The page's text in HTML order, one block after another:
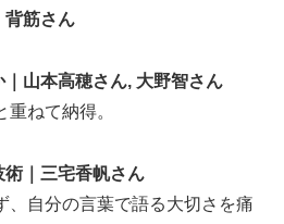
背筋さん
山本高穂さん, 大野智さん
ねて納得。
術｜三宅香帆さん
自分の言葉で語る大切さを痛